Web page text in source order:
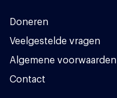
Doneren
Veelgestelde vragen
Algemene voorwaarden
Contact